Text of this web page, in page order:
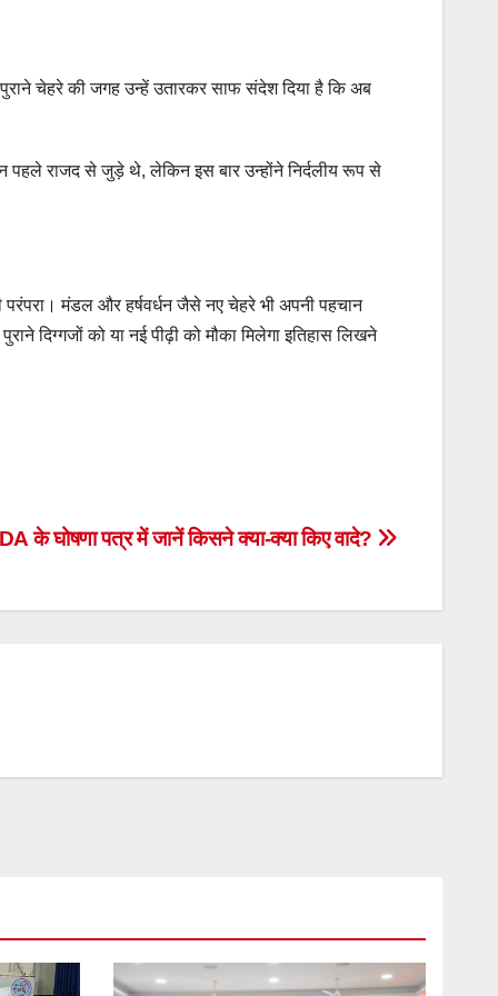
चेहरे की जगह उन्हें उतारकर साफ संदेश दिया है कि अब
पहले राजद से जुड़े थे, लेकिन इस बार उन्होंने निर्दलीय रूप से
परंपरा। मंडल और हर्षवर्धन जैसे नए चेहरे भी अपनी पहचान
दिग्गजों को या नई पीढ़ी को मौका मिलेगा इतिहास लिखने
के घोषणा पत्र में जानें किसने क्या-क्या किए वादे?